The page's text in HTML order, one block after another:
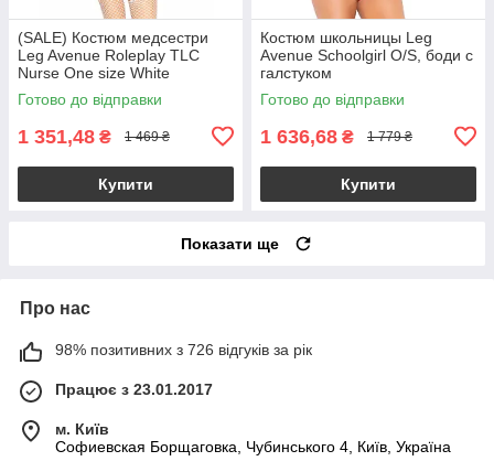
(SALE) Костюм медсестри
Leg Avenue Roleplay TLC
Nurse One size White
Готово до відправки
1 351,48 ₴ 1 469 ₴
Купити
Костюм школьницы Leg
Avenue Schoolgirl O/S, боди с
галстуком
Готово до відправки
1 636,68 ₴ 1 779 ₴
Купити
Показати ще
Про нас
98% позитивних з 726 відгуків за рік
Працює з 23.01.2017
м. Київ
Софиевская Борщаговка, Чубинського 4, Київ, Україна